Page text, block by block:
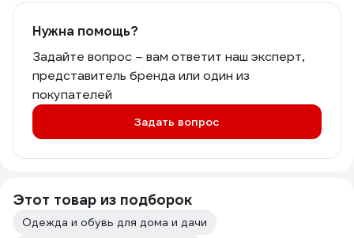
Нужна помощь?
Задайте вопрос – вам ответит наш эксперт,
представитель бренда или один из
покупателей
Задать вопрос
Этот товар из подборок
Одежда и обувь для дома и дачи